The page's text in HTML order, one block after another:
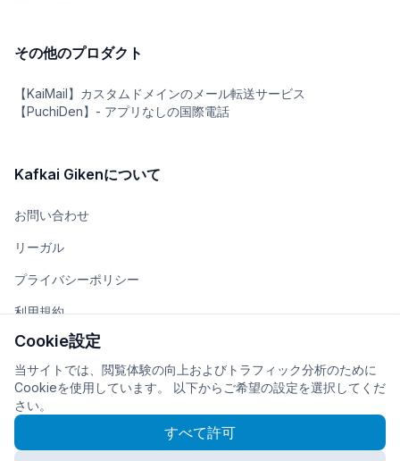
その他のプロダクト
【KaiMail】カスタムドメインのメール転送サービス
【PuchiDen】- アプリなしの国際電話
Kafkai Gikenについて
お問い合わせ
リーガル
プライバシーポリシー
利用規約
チーム
会社概要
Cookie設定
当サイトでは、閲覧体験の向上およびトラフィック分析のために
Cookieを使用しています。 以下からご希望の設定を選択してくだ
さい。
すべて許可